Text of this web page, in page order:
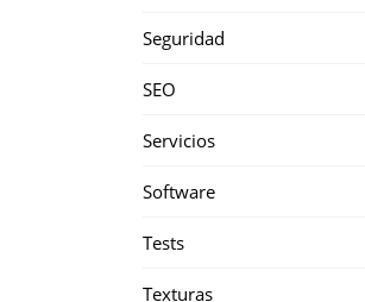
Seguridad
SEO
Servicios
Software
Tests
Texturas